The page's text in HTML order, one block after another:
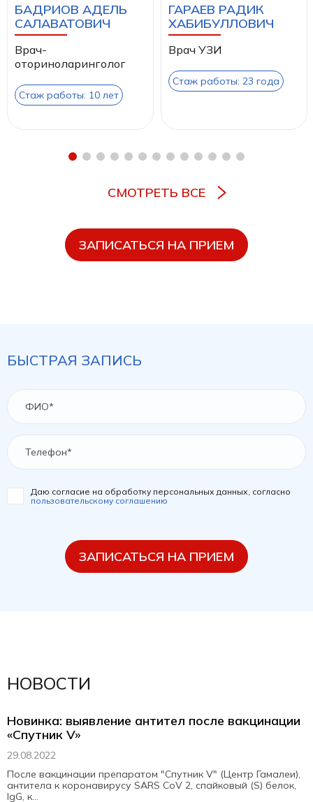
БАДРИОВ АДЕЛЬ
САЛАВАТОВИЧ
Врач-
оториноларинголог
Стаж работы: 10 лет
ГАРАЕВ РАДИК
ХАБИБУЛЛОВИЧ
Врач УЗИ
Стаж работы: 23 года
СМОТРЕТЬ ВСЕ
ЗАПИСАТЬСЯ НА ПРИЕМ
БЫСТРАЯ ЗАПИСЬ
ЗАПИСАТЬСЯ НА ПРИЕМ
Даю согласие на обработку персональных данных, согласно
пользовательскому соглашению
НОВОСТИ
Новинка: выявление антител после вакцинации
«Спутник V»
29.08.2022
После вакцинации препаратом "Спутник V" (Центр Гамалеи),
антитела к коронавирусу SARS CoV 2, спайковый (S) белок,
IgG, к...